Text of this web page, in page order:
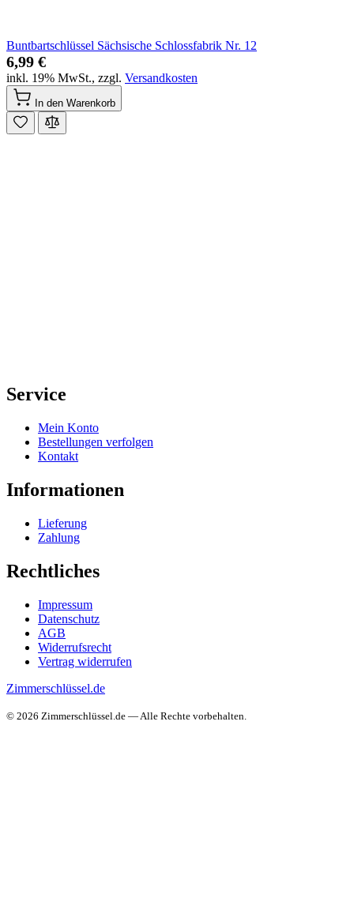
Buntbartschlüssel Sächsische Schlossfabrik Nr. 12
6,99 €
inkl. 19% MwSt., zzgl. Versandkosten
In den Warenkorb
Service
Mein Konto
Bestellungen verfolgen
Kontakt
Informationen
Lieferung
Zahlung
Rechtliches
Impressum
Datenschutz
AGB
Widerrufsrecht
Vertrag widerrufen
Zimmerschlüssel.de
© 2026 Zimmerschlüssel.de — Alle Rechte vorbehalten.